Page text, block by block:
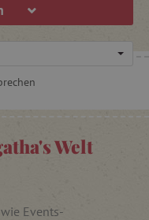
Welt
Events-